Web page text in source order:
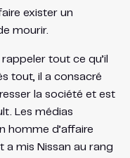
exister un
mourir.
tout ce qu’il
tout, il a consacré
la société et est
Les médias
homme d’affaire
a mis Nissan au rang